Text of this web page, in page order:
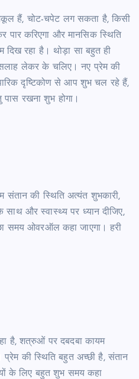
हैं, चोट-चपेट लग सकता है, किसी
पार करिएगा और मानसिक स्थिति
दिख रहा है। थोड़ा सा बहुत ही
लेकर के चलिए। नए प्रेम की
दृष्टिकोण से आप शुभ चल रहे हैं,
रखना शुभ होगा।
संतान की स्थिति अत्यंत शुभकारी,
साथ और स्वास्थ्य पर ध्यान दीजिए,
समय ओवरऑल कहा जाएगा। हरी
है, शत्रुओं पर दबदबा कायम
प्रेम की स्थिति बहुत अच्छी है, संतान
के लिए बहुत शुभ समय कहा